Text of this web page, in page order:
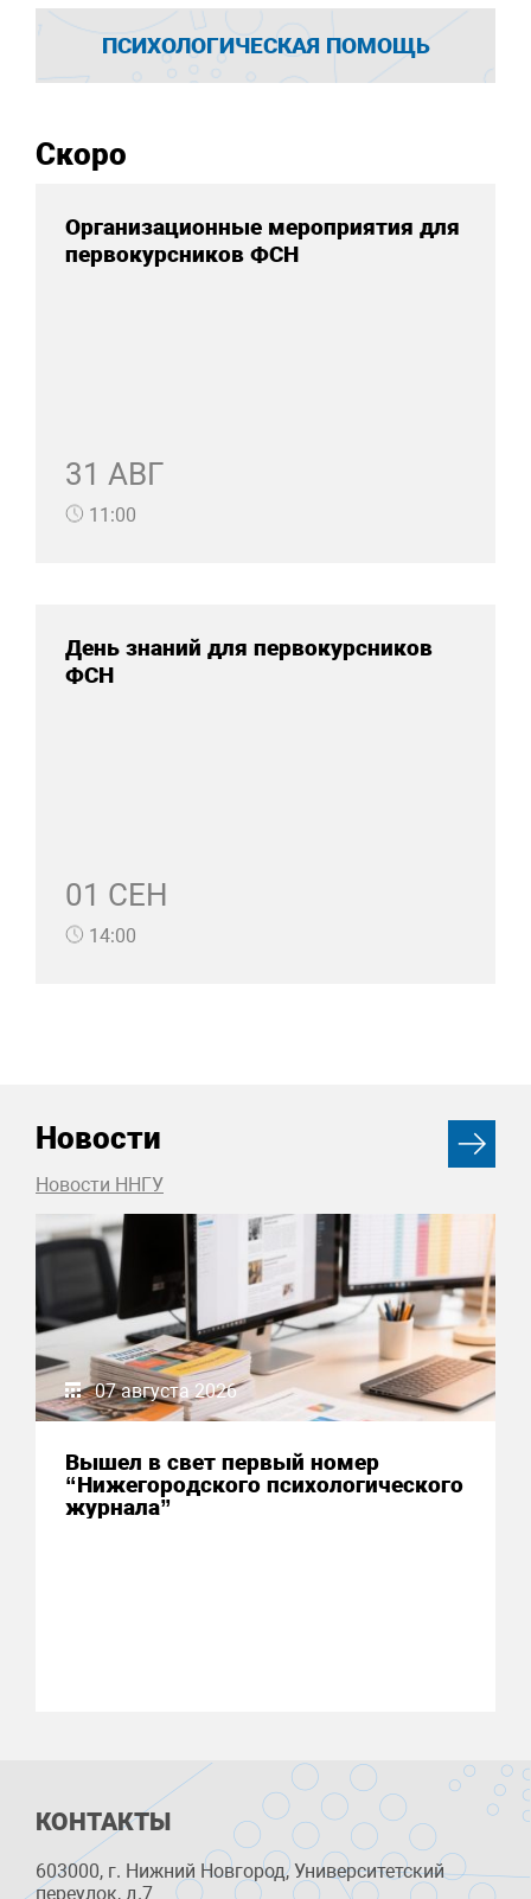
ПСИХОЛОГИЧЕСКАЯ ПОМОЩЬ
Скоро
Организационные мероприятия для
первокурсников ФСН
31 АВГ
11:00
День знаний для первокурсников
ФСН
01 СЕН
14:00
Новости
Новости ННГУ
07 августа 2026
Вышел в свет первый номер
“Нижегородского психологического
журнала”
КОНТАКТЫ
603000, г. Нижний Новгород, Университетский
переулок, д.7